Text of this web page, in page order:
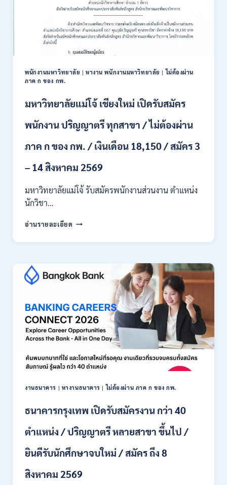
28
/
ปวส.
ป.ตรี
สาขา
สมัคร
ONLINE
ก.ค.
19
2569
พนักงานมหาวิทยาลัย |หางาน พนักงานมหาวิทยาลัย |ไม่ต้องผ่าน
ภาค ก ของ กพ.
มหาวิทยาลัยแม่โจ้ เชียงใหม่ เปิดรับสมัคร
พนักงาน ปริญญาตรี ทุกสาขา / ไม่ต้องผ่าน
ภาค ก ของ กพ. / เงินเดือน 18,150 / สมัคร 3
– 14 สิงหาคม 2569
มหาวิทยาลัยแม่โจ้ รับสมัครพนักงานส่วนงาน ตำแหน่ง
นักวิชา…
อ่านรายละเอียด มหาวิทยาลัย
โจ้
เปิด
รับ
สมัคร
ปริญญา
ตรี
ทุก
สาขา
/
ไม่
ต้อง
กพ.
เงิน
18,150
สมัคร
งานธนาคาร | หางานธนาคาร |ไม่ต้องผ่าน ภาค ก ของ กพ.
ธนาคารกรุงเทพ เปิดรับสมัครงาน กว่า 40
ตำแหน่ง / ปริญญาตรี หลายสาขา ขึ้นไป /
ยินดีรับนักศึกษาจบใหม่ / สมัคร ถึง 8
สิงหาคม 2569